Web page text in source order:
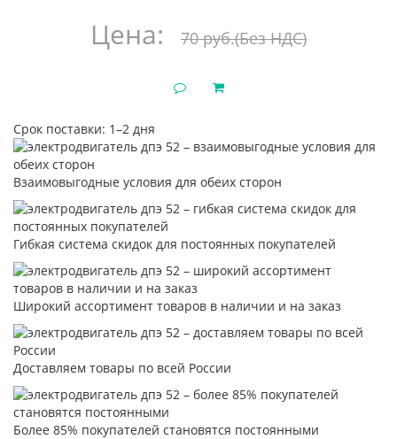
Цена: 70 руб.(Без НДС)
Срок поставки: 1–2 дня
Взаимовыгодные условия для обеих сторон
Гибкая система скидок для постоянных покупателей
Широкий ассортимент товаров в наличии и на заказ
Доставляем товары по всей России
Более 85% покупателей становятся постоянными